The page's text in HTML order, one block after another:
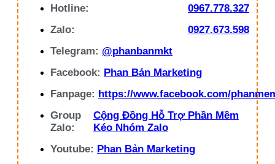
Hotline:
0967.778.327
Zalo:
0927.673.598
Telegram: @phanbanmkt
Facebook: Phan Bản Marketing
Fanpage: https://www.facebook.com/
Group
Zalo:
Cộng Đồng Hỗ Trợ Phần Mềm
Kéo Nhóm Zalo
Youtube: Phan Bản Marketing